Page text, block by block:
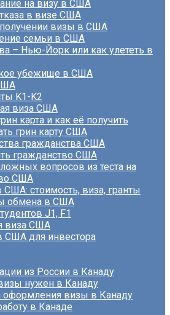
на визу в США
в визе США
визы в США
семьи в США
– Нью-Йорк или как улететь в
убежище в США
K1-K2
виза США
карта и как её получить
грин карту США
гражданства США
гражданство США
вопросов из теста на
США
США: стоимость, виза, гранты
обмена в США
J1, F1
виза США
США для инвестора
из России в Канаду
нужен в Канаду
оформления визы в Канаду
в Канаде